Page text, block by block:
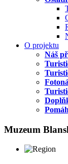
O projektu
Náš
Muzeum